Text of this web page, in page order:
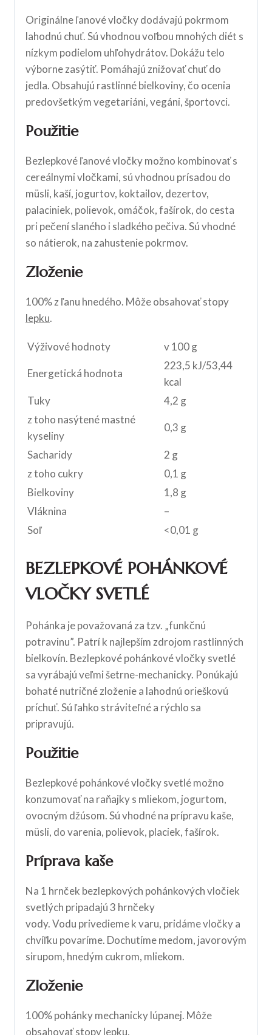
Originálne ľanové vločky dodávajú pokrmom
lahodnú chuť. Sú vhodnou voľbou mnohých diét s
nízkym podielom uhľohydrátov. Dokážu telo
výborne zasýtiť. Pomáhajú znižovať chuť do
jedla. Obsahujú rastlinné bielkoviny, čo ocenia
predovšetkým vegetariáni, vegáni, športovci.
Použitie
Bezlepkové ľanové vločky možno kombinovať s
cereálnymi vločkami, sú vhodnou prísadou do
müsli, kaší, jogurtov, koktailov, dezertov,
palaciniek, polievok, omáčok, fašírok, do cesta
pri pečení slaného i sladkého pečiva. Sú vhodné
so nátierok, na zahustenie pokrmov.
Zloženie
100% z ľanu hnedého. Môže obsahovať stopy
lepku.
Výživové hodnoty v 100 g
Energetická hodnota
223,5 kJ/53,44
kcal
Tuky
4,2 g
z toho nasýtené mastné
kyseliny
0,3 g
Sacharidy
2 g
z toho cukry
0,1 g
Bielkoviny
1,8 g
Vláknina
–
Soľ
<0,01 g
BEZLEPKOVÉ POHÁNKOVÉ
VLOČKY SVETLÉ
Pohánka je považovaná za tzv. „funkčnú
potravinu”. Patrí k najlepším zdrojom rastlinných
bielkovín. Bezlepkové pohánkové vločky svetlé
sa vyrábajú veľmi šetrne-mechanicky. Ponúkajú
bohaté nutričné zloženie a lahodnú orieškovú
príchuť. Sú ľahko stráviteľné a rýchlo sa
pripravujú.
Použitie
Bezlepkové pohánkové vločky svetlé možno
konzumovať na raňajky s mliekom, jogurtom,
ovocným džúsom. Sú vhodné na prípravu kaše,
müsli, do varenia, polievok, placiek, fašírok.
Príprava kaše
Na 1 hrnček bezlepkových pohánkových vločiek
svetlých pripadajú 3 hrnčeky
vody. Vodu privedieme k varu, pridáme vločky a
chvíľku povaríme. Dochutíme medom, javorovým
sirupom, hnedým cukrom, mliekom.
Zloženie
100% pohánky mechanicky lúpanej. Môže
obsahovať stopylepku.